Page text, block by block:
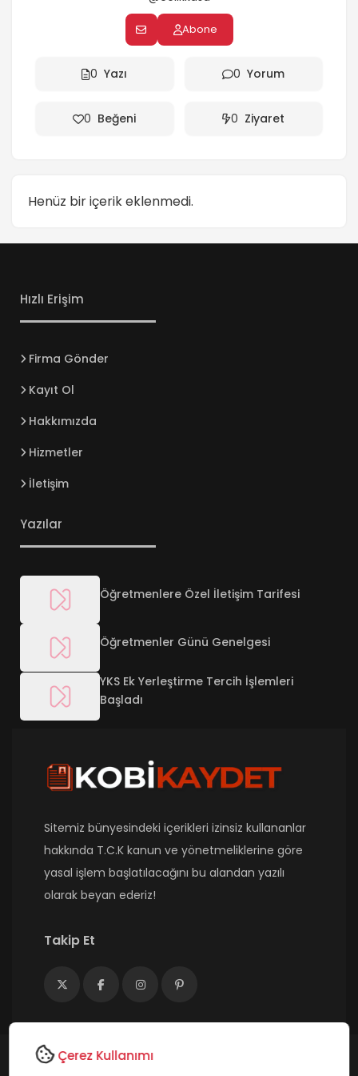
Abone
0 Yazı 0 Yorum
0 Beğeni 0 Ziyaret
Henüz bir içerik eklenmedi.
Hızlı Erişim
Firma Gönder
Kayıt Ol
Hakkımızda
Hizmetler
İletişim
Yazılar
Öğretmenlere Özel İletişim Tarifesi
Öğretmenler Günü Genelgesi
YKS Ek Yerleştirme Tercih İşlemleri
Başladı
Sitemiz bünyesindeki içerikleri izinsiz kullananlar
hakkında T.C.K kanun ve yönetmeliklerine göre
yasal işlem başlatılacağını bu alandan yazılı
olarak beyan ederiz!
Takip Et
Copyright © 2025- Tüm Hakları Saklıdır. Class B Digital
Çerez Kullanımı